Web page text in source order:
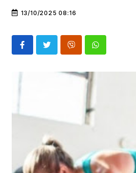
13/10/2025 08:16